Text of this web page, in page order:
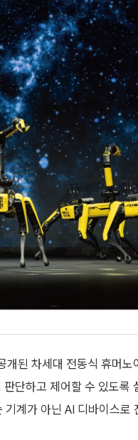
된 차세대 전동식 휴머노
하고 제어할 수 있도록
계가 아닌 AI 디바이스로